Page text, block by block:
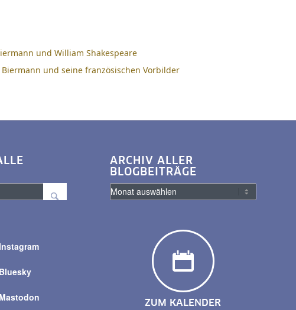
und William Shakespeare
Biermann und seine französischen Vorbilder
ARCHIV ALLER
BLOGBEITRÄGE
ZUM KALENDER